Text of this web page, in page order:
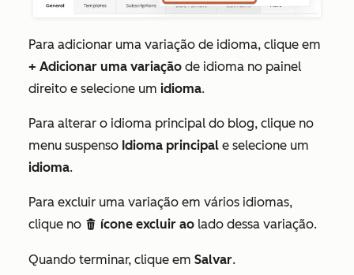
Para adicionar uma variação de idioma, clique em
+ Adicionar uma variação de idioma no painel
direito e selecione um idioma.
Para alterar o idioma principal do blog, clique no
menu suspenso Idioma principal e selecione um
idioma.
Para excluir uma variação em vários idiomas,
clique no delete ícone excluir ao lado dessa variação.
Quando terminar, clique em Salvar.